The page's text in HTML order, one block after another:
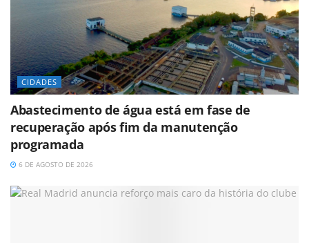
CIDADES
Abastecimento de água está em fase de
recuperação após fim da manutenção
programada
6 DE AGOSTO DE 2026